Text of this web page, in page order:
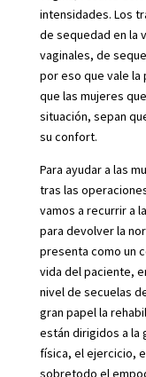
intensidades. Los
de sequedad en la
vaginales, de
por eso que vale la
que las mujeres
situación, sepan
su confort.
Para ayudar a las
tras las
vamos a recurrir a
para devolver la
presenta como un
vida del paciente,
nivel de secuelas
gran papel la
están dirigidos a la
física, el ejercicio,
sobretodo el